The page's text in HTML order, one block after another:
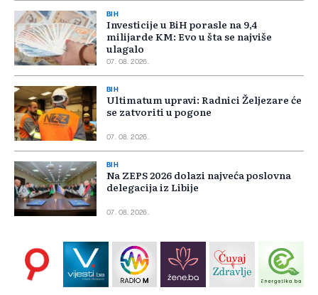
BIH
Investicije u BiH porasle na 9,4
milijarde KM: Evo u šta se najviše
ulagalo
07. 08. 2026.
BIH
Ultimatum upravi: Radnici Željezare će
se zatvoriti u pogone
07. 08. 2026.
BIH
Na ZEPS 2026 dolazi najveća poslovna
delegacija iz Libije
07. 08. 2026.